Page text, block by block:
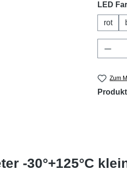
LED
rot
Zum
-30°+125°C